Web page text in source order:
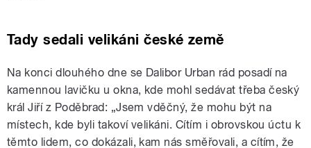
Tady sedali velikáni české země
Na konci dlouhého dne se Dalibor Urban rád posadí na
kamennou lavičku u okna, kde mohl sedávat třeba český
král Jiří z Poděbrad: „Jsem vděčný, že mohu být na
místech, kde byli takoví velikáni. Cítím i obrovskou úctu k
těmto lidem, co dokázali, kam nás směřovali, a cítím, že